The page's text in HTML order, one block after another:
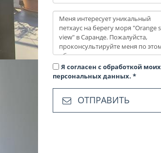
Я согласен с обработкой моих
персональных данных. *
ОТПРАВИТЬ